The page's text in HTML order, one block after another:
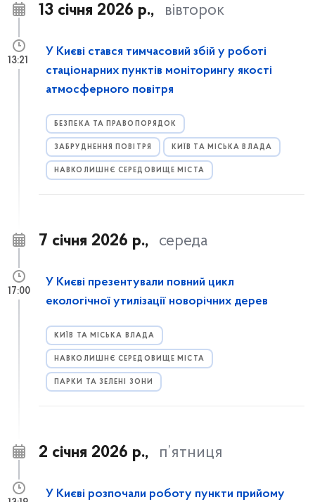
13 січня 2026 р., вівторок
У Києві стався тимчасовий збій у роботі
стаціонарних пунктів моніторингу якості
атмосферного повітря
БЕЗПЕКА ТА ПРАВОПОРЯДОК
ЗАБРУДНЕННЯ ПОВІТРЯ КИЇВ ТА МІСЬКА ВЛАДА
НАВКОЛИШНЄ СЕРЕДОВИЩЕ МІСТА
13:21
7 січня 2026 р., середа
У Києві презентували повний цикл
екологічної утилізації новорічних дерев
КИЇВ ТА МІСЬКА ВЛАДА
НАВКОЛИШНЄ СЕРЕДОВИЩЕ МІСТА
ПАРКИ ТА ЗЕЛЕНІ ЗОНИ
17:00
2 січня 2026 р., п’ятниця
У Києві розпочали роботу пункти прийому